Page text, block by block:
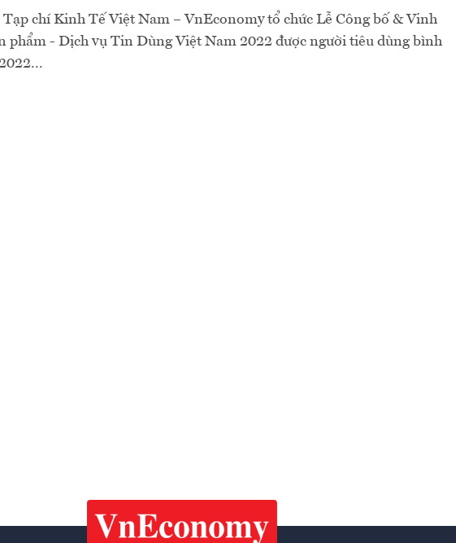
Tạp chí Kinh Tế Việt Nam – VnEconomy tổ chức Lễ Công bố & Vinh
phẩm - Dịch vụ Tin Dùng Việt Nam 2022 được người tiêu dùng bình